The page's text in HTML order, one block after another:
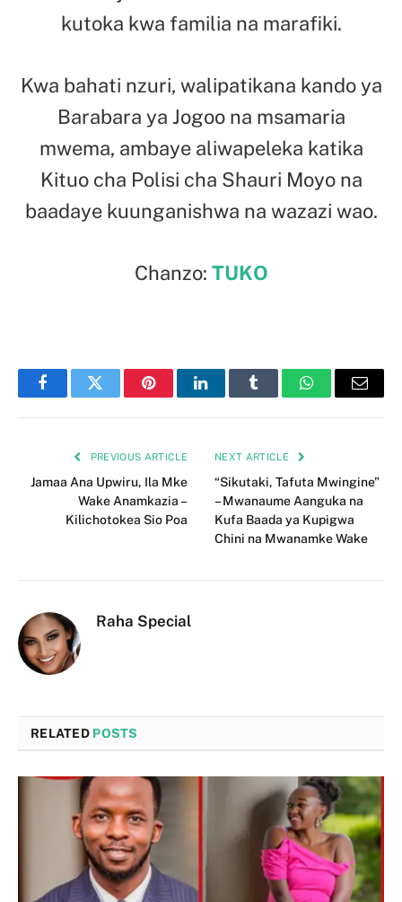
kutoka kwa familia na marafiki.
Kwa bahati nzuri, walipatikana kando ya
Barabara ya Jogoo na msamaria
mwema, ambaye aliwapeleka katika
Kituo cha Polisi cha Shauri Moyo na
baadaye kuunganishwa na wazazi wao.
Chanzo: TUKO
FacebookTwitter PinterestLinkedInTumblr WhatsAppEmail
PREVIOUS ARTICLE
Jamaa Ana Upwiru, Ila Mke
Wake Anamkazia –
Kilichotokea Sio Poa
NEXT ARTICLE
“Sikutaki, Tafuta Mwingine”
– Mwanaume Aanguka na
Kufa Baada ya Kupigwa
Chini na Mwanamke Wake
Raha Special
RELATED POSTS